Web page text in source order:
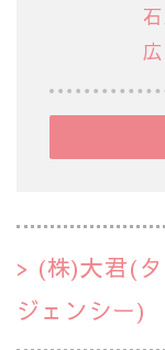
(株)大君(
ジェンシー)